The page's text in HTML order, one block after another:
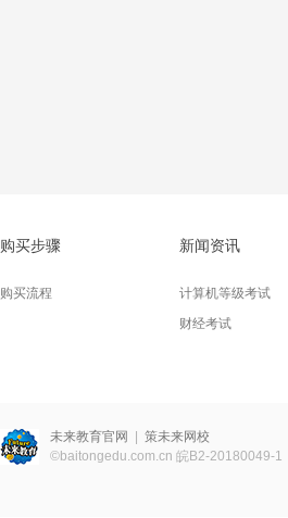
购买步骤
购买流程
新闻资讯
计算机等级考试
财经考试
未来教育官网
策未来网校
©baitongedu.com.cn 皖B2-20180049-1